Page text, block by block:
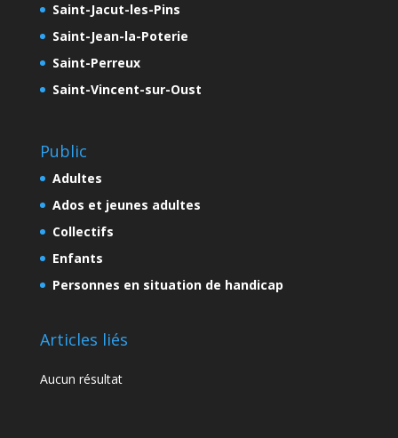
Saint-Jacut-les-Pins
Saint-Jean-la-Poterie
Saint-Perreux
Saint-Vincent-sur-Oust
Public
Adultes
Ados et jeunes adultes
Collectifs
Enfants
Personnes en situation de handicap
Articles liés
Aucun résultat